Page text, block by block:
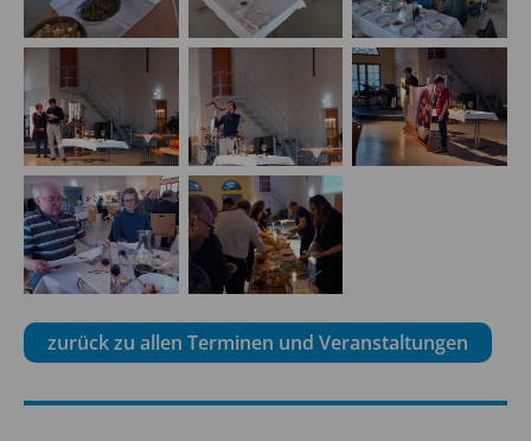
zurück zu allen Terminen und Veranstaltungen